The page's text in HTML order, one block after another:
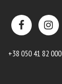
+38 050 41 82 000